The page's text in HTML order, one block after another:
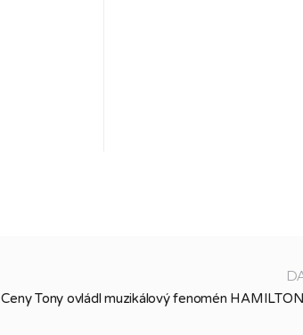
Ceny Tony ovládl muzikálový fenomén